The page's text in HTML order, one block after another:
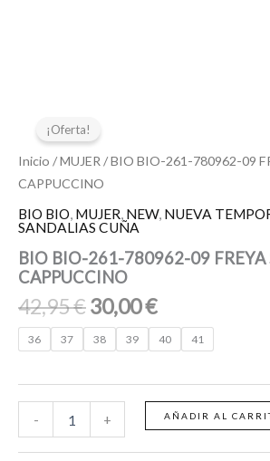
¡Oferta!
Inicio /MUJER / BIO BIO-261-780962-09
CAPPUCCINO
BIO BIO, MUJER, NEW, NUEVA
SANDALIAS CUÑA
BIO BIO-261-780962-09 FREYA
CAPPUCCINO
42,95€
original
era:
30,00€
actual
36 37 38 39 40 41
-
261-
780962-
09
SUEDE
CAPPUCCINO
cantidad
+ AÑADIR AL